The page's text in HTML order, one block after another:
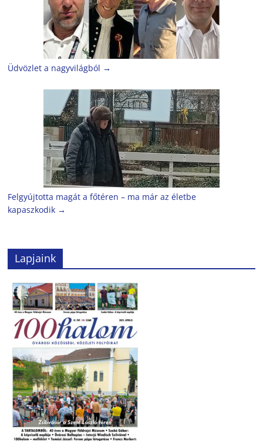
Üdvözlet a nagyvilágból →
Felgyújtotta magát a főtéren – ma már az életbe
kapaszkodik →
Lapjaink